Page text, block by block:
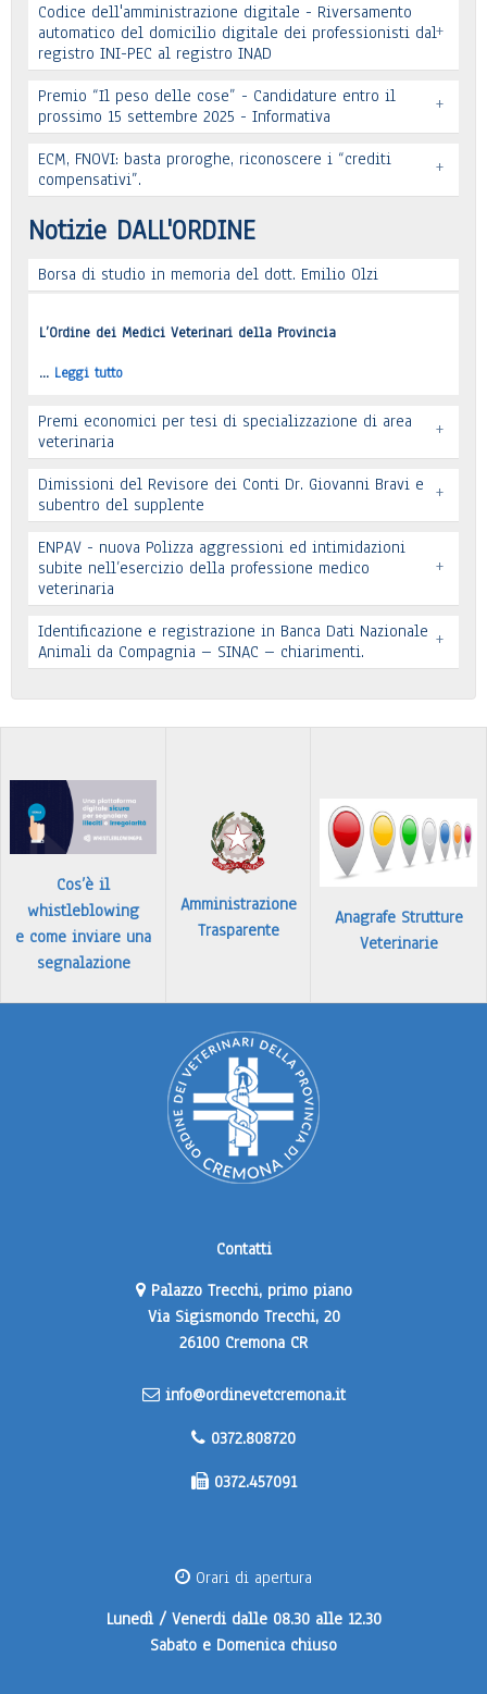
Leggi tutto
Codice dell'amministrazione digitale - Riversamento
automatico del domicilio digitale dei professionisti dal
registro INI-PEC al registro INAD
+
Leggi tutto
Premio “Il peso delle cose” - Candidature entro il
prossimo 15 settembre 2025 - Informativa
+
Premio “Il peso delle cose” - Candidature
… Leggi tutto
ECM, FNOVI: basta proroghe, riconoscere i “crediti
compensativi”.
+
Leggi tutto
Notizie DALL'ORDINE
Borsa di studio in memoria del dott. Emilio Olzi
L’Ordine dei Medici Veterinari della Provincia
… Leggi tutto
Premi economici per tesi di specializzazione di area
veterinaria
+
Leggi tutto
Dimissioni del Revisore dei Conti Dr. Giovanni Bravi e
subentro del supplente
+
Leggi tutto
ENPAV - nuova Polizza aggressioni ed intimidazioni
subite nell’esercizio della professione medico
veterinaria
+
In allegato si pubblica lettera pervenuta
Identificazione e registrazione in Banca Dati Nazionale
Animali da Compagnia – SINAC – chiarimenti.
+
Cos’è il
whistleblowing
e come inviare una
segnalazione
Amministrazione
Trasparente
Anagrafe Strutture
Veterinarie
Contatti
Palazzo Trecchi, primo piano
Via Sigismondo Trecchi, 20
26100 Cremona CR
info@ordinevetcremona.it
0372.808720
0372.457091
Orari di apertura
Lunedì / Venerdidalle 08.30 alle 12.30
Sabato e Domenica chiuso